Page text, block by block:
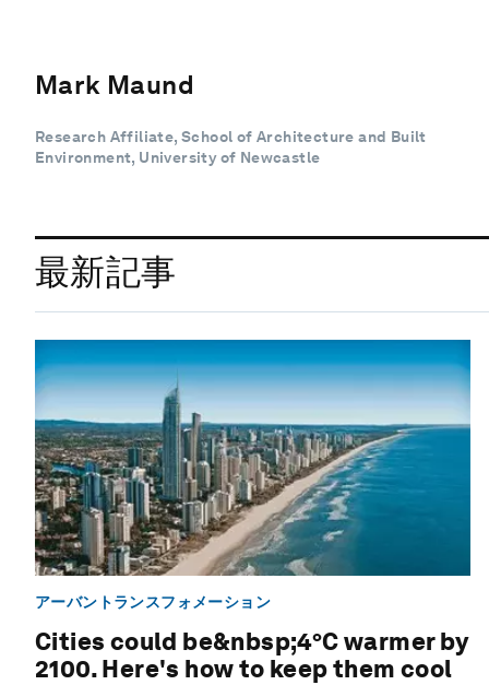
Mark Maund
Research Affiliate, School of Architecture and Built
Environment, University of Newcastle
最新記事
アーバントランスフォメーション
Cities could be&nbsp;4°C warmer by
2100. Here's how to keep them cool